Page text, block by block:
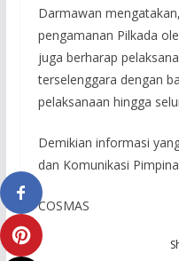
Darmawan
pengamanan Pilkada
juga berharap
terselenggara dengan
pelaksanaan hingga
Demikian informasi
dan Komunikasi
COSMAS